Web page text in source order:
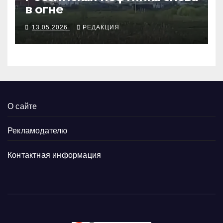
в огне
13.05.2026 РЕДАКЦИЯ
О сайте
Рекламодателю
Контактная информация